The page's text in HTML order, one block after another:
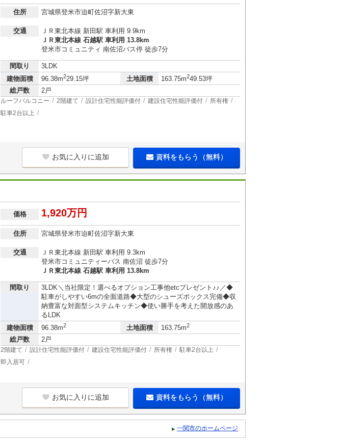
住所 宮城県登米市迫町佐沼字新大東
交通
ＪＲ東北本線 新田駅 車利用 9.9km
ＪＲ東北本線 石越駅 車利用 13.8km
登米市コミュニティ 南佐沼バス停 徒歩7分
間取り
3LDK
建物面積
96.38m229.15坪 土地面積 163.75m249.53坪
総戸数
2戸
ルーフバルコニー 2階建て 設計住宅性能評価付 建設住宅性能評価付
所有権
駐車2台以上
お気に入りに追加 資料をもらう（無料）
価格 1,920万円
住所 宮城県登米市迫町佐沼字新大東
交通
ＪＲ東北本線 新田駅 車利用 9.3km
登米市コミュニティーバス 南佐沼 徒歩7分
ＪＲ東北本線 石越駅 車利用 13.8km
間取り
3LDK＼当社限定！選べるオプション工事他etcプレゼント♪♪／◆
駐車がしやすい6mの全面道路◆大型のシューズボックス完備◆収
納豊富な対面型システムキッチン◆使い勝手を考えた開放感のあ
るLDK
建物面積
96.38m2 土地面積 163.75m2
総戸数 2戸
2階建て 設計住宅性能評価付 建設住宅性能評価付 所有権
駐車2台以上
即入居可
お気に入りに追加 資料をもらう（無料）
一関市のホームページ